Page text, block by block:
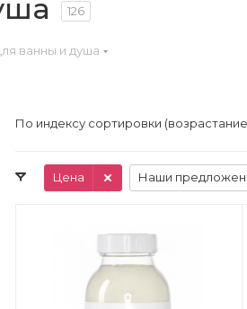
126
ванны и душа
По индексу сортировки
Цена Наши